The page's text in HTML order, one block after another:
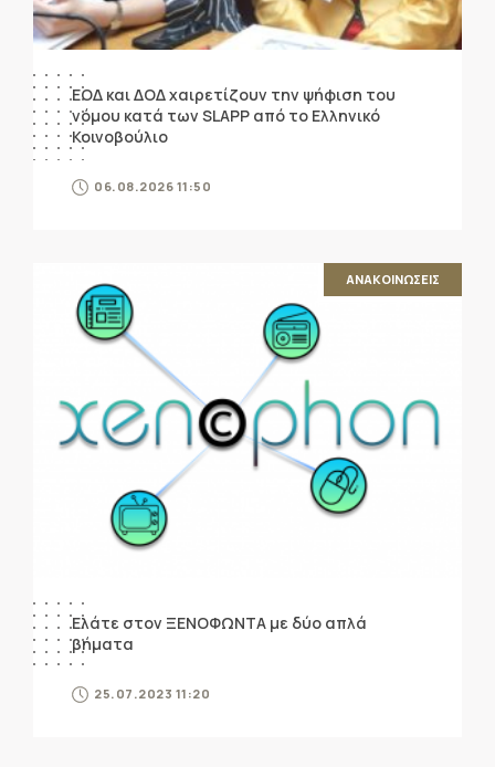
ΕΟΔ και ΔΟΔ χαιρετίζουν την ψήφιση του
νόμου κατά των SLAPP από το Ελληνικό
Κοινοβούλιο
06.08.2026 11:50
ΑΝΑΚΟΙΝΩΣΕΙΣ
Ελάτε στον ΞΕΝΟΦΩΝΤΑ με δύο απλά
βήματα
25.07.2023 11:20